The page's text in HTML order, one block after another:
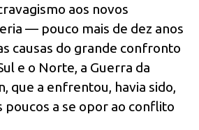
aos novos
— pouco mais de dez anos
causas do grande confronto
e o Norte, a Guerra da
que a enfrentou, havia sido,
poucos a se opor ao conflito